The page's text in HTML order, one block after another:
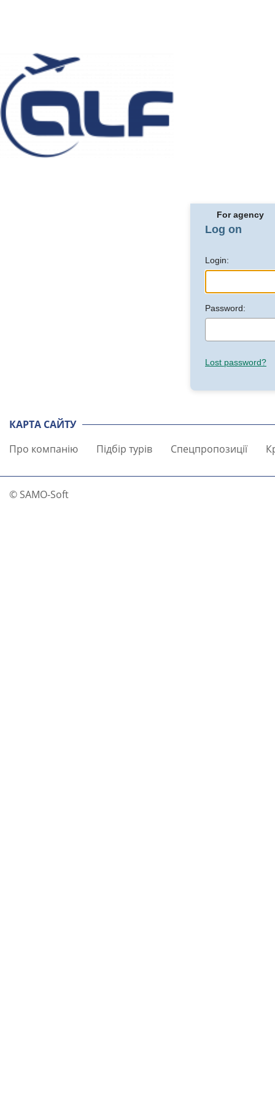
For agency
Log on
Login:
Password:
Lost password?
КАРТА САЙТУ
Про компанію
Підбір турів Спецпропозиції
© SAMO-Soft